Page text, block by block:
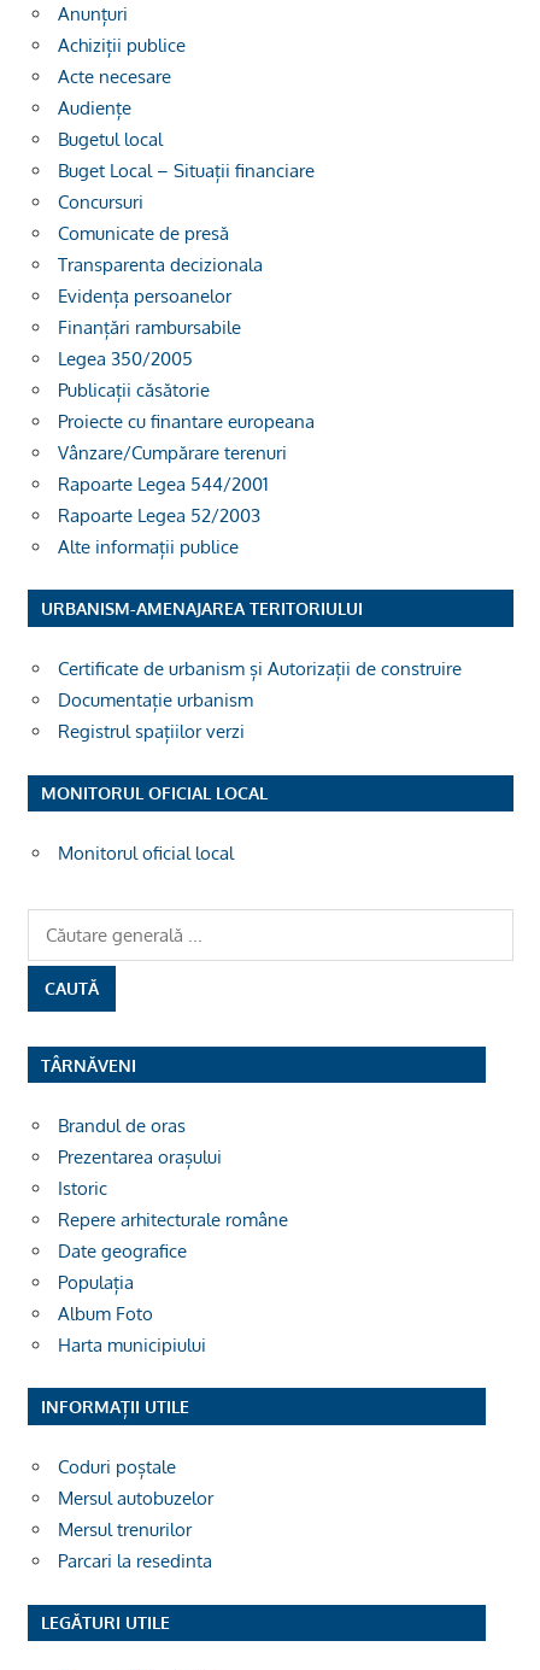
Anunțuri
Achiziții publice
Acte necesare
Audiențe
Bugetul local
Buget Local – Situații financiare
Concursuri
Comunicate de presă
Transparenta decizionala
Evidența persoanelor
Finanțări rambursabile
Legea 350/2005
Publicații căsătorie
Proiecte cu finantare europeana
Vânzare/Cumpărare terenuri
Rapoarte Legea 544/2001
Rapoarte Legea 52/2003
Alte informații publice
URBANISM-AMENAJAREA TERITORIULUI
Certificate de urbanism și Autorizații de construire
Documentație urbanism
Registrul spațiilor verzi
MONITORUL OFICIAL LOCAL
Monitorul oficial local
TÂRNĂVENI
Brandul de oras
Prezentarea orașului
Istoric
Repere arhitecturale române
Date geografice
Populația
Album Foto
Harta municipiului
INFORMAȚII UTILE
Coduri poștale
Mersul autobuzelor
Mersul trenurilor
Parcari la resedinta
LEGĂTURI UTILE